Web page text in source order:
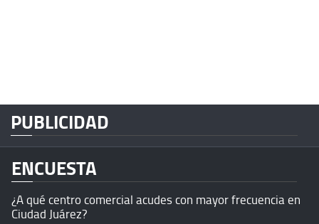
PUBLICIDAD
ENCUESTA
¿A qué centro comercial acudes con mayor frecuencia en
Ciudad Juárez?